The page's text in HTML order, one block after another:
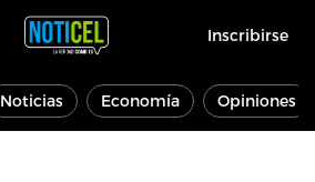
Inscribirse
Noticias Economía Opiniones